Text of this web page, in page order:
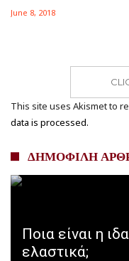
June 8, 2018
This site uses Akismet to
data is processed.
ΔΗΜΟΦΙΛΗ
Ποια είναι η
ελαστικά;